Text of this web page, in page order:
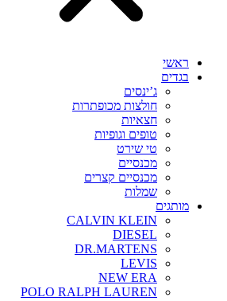
ראשי
בגדים
ג’ינסים
חולצות מכופתרות
חצאיות
טופים וגופיות
טי שירט
מכנסיים
מכנסיים קצרים
שמלות
מותגים
CALVIN KLEIN
DIESEL
DR.MARTENS
LEVIS
NEW ERA
POLO RALPH LAUREN